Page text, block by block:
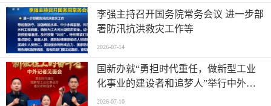
李强主持召开国务院常务会议 进一步部
署防汛抗洪救灾工作等
2026-07-14
国新办就“勇担时代重任，做新型工业
化事业的建设者和追梦人”举行中外记
者见面会
2026-07-10